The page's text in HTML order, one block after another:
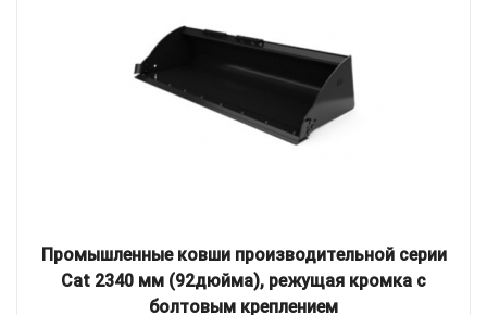
Промышленные ковши производительной серии
Cat 2340 мм (92дюйма), режущая кромка с
болтовым креплением